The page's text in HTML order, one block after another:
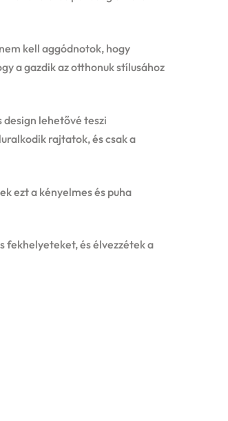
kell aggódnotok, hogy
a gazdik az otthonuk stílusához
design lehetővé teszi
rajtatok, és csak a
ezt a kényelmes és puha
fekhelyeteket, és élvezzétek a